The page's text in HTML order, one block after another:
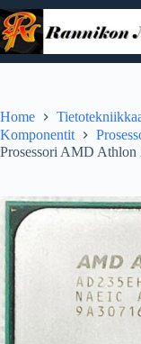
Skip
to
content
Home
Komponentit
Prosessori AMD